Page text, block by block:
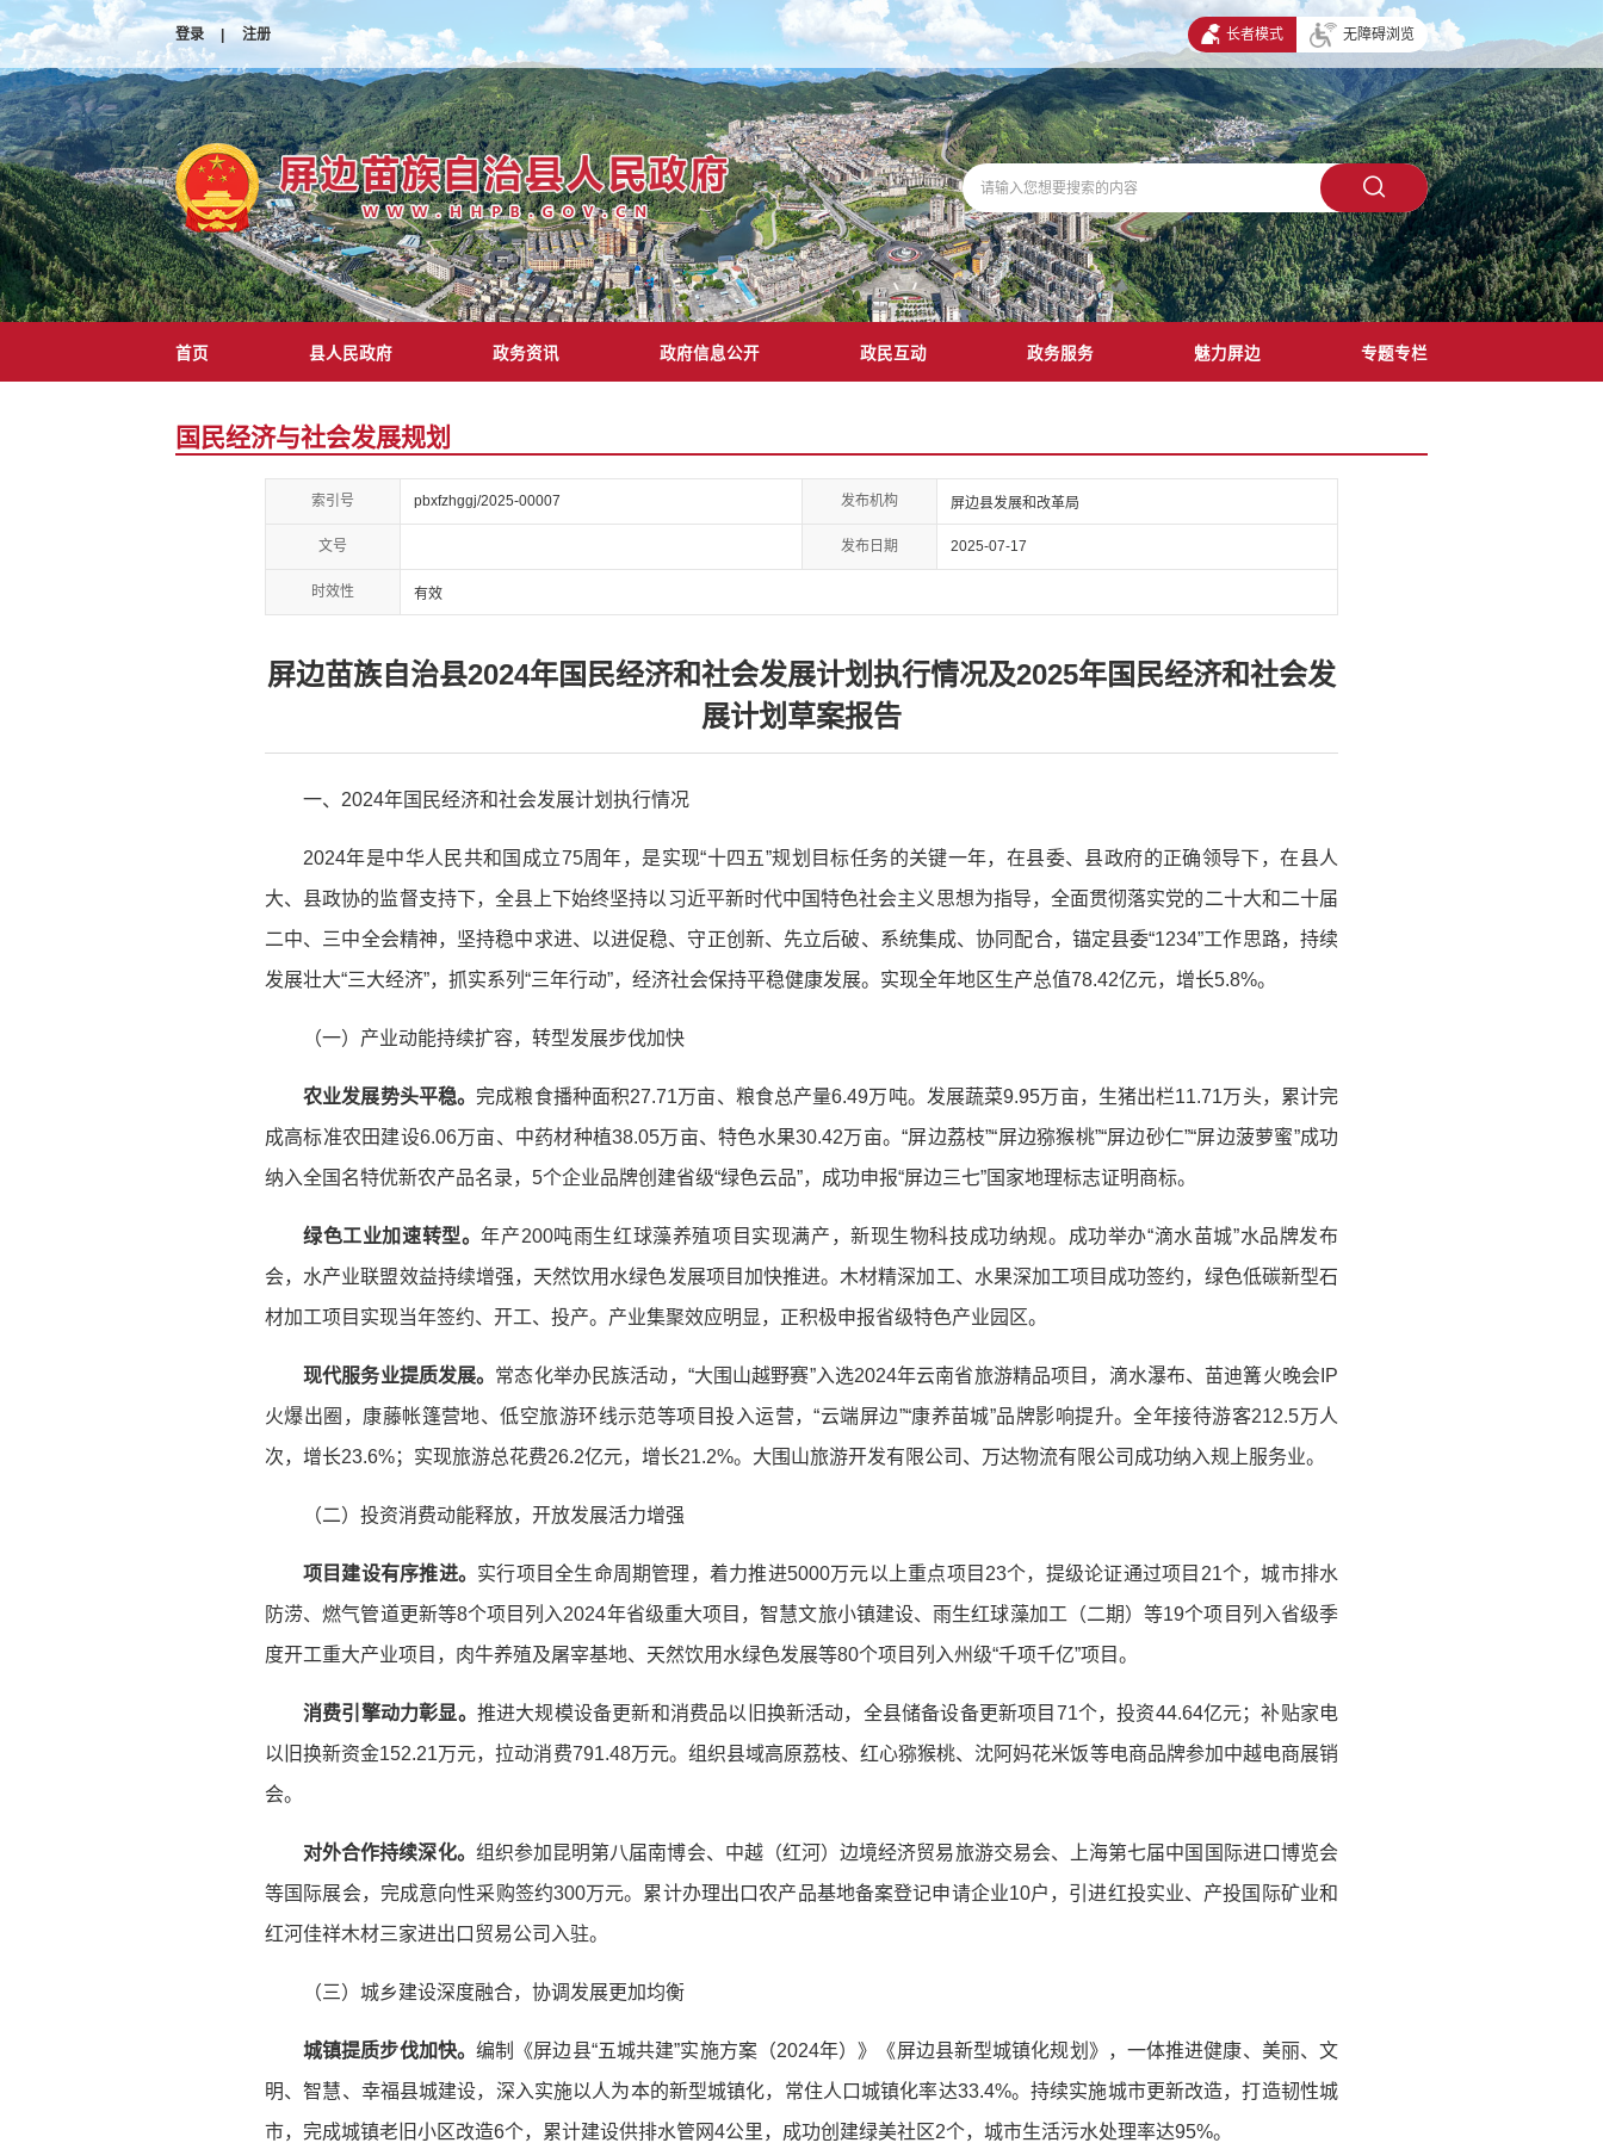
登录 | 注册 长者模式 无障碍浏览
首页 县人民政府 政务资讯 政府信息公开 政民互动 政务服务 魅力屏边 专题专栏
国民经济与社会发展规划
索引号 pbxfzhggj/2025-00007 发布机构 屏边县发展和改革局
文号 发布日期 2025-07-17
时效性 有效
屏边苗族自治县2024年国民经济和社会发展计划执行情况及2025年国民经济和社会发
展计划草案报告
一、2024年国民经济和社会发展计划执行情况
2024年是中华人民共和国成立75周年，是实现“十四五”规划目标任务的关键一年，在县委、县政府的正确领导下，在县人
大、县政协的监督支持下，全县上下始终坚持以习近平新时代中国特色社会主义思想为指导，全面贯彻落实党的二十大和二十届
二中、三中全会精神，坚持稳中求进、以进促稳、守正创新、先立后破、系统集成、协同配合，锚定县委“1234”工作思路，持续
发展壮大“三大经济”，抓实系列“三年行动”，经济社会保持平稳健康发展。实现全年地区生产总值78.42亿元，增长5.8%。
（一）产业动能持续扩容，转型发展步伐加快
农业发展势头平稳。 完成粮食播种面积27.71万亩、粮食总产量6.49万吨。发展蔬菜9.95万亩，生猪出栏11.71万头，累计完
成高标准农田建设6.06万亩、中药材种植38.05万亩、特色水果30.42万亩。“屏边荔枝”“屏边猕猴桃”“屏边砂仁”“屏边菠萝蜜”成功
纳入全国名特优新农产品名录，5个企业品牌创建省级“绿色云品”，成功申报“屏边三七”国家地理标志证明商标。
绿色工业加速转型。年产200吨雨生红球藻养殖项目实现满产，新现生物科技成功纳规。成功举办“滴水苗城”水品牌发布
会，水产业联盟效益持续增强，天然饮用水绿色发展项目加快推进。木材精深加工、水果深加工项目成功签约，绿色低碳新型石
材加工项目实现当年签约、开工、投产。产业集聚效应明显，正积极申报省级特色产业园区。
现代服务业提质发展。 常态化举办民族活动，“大围山越野赛”入选2024年云南省旅游精品项目，滴水瀑布、苗迪篝火晚会IP
火爆出圈，康藤帐篷营地、低空旅游环线示范等项目投入运营，“云端屏边”“康养苗城”品牌影响提升。全年接待游客212.5万人
次，增长23.6%；实现旅游总花费26.2亿元，增长21.2%。大围山旅游开发有限公司、万达物流有限公司成功纳入规上服务业。
（二）投资消费动能释放，开放发展活力增强
项目建设有序推进。 实行项目全生命周期管理，着力推进5000万元以上重点项目23个，提级论证通过项目21个，城市排水
防涝、燃气管道更新等8个项目列入2024年省级重大项目，智慧文旅小镇建设、雨生红球藻加工（二期）等19个项目列入省级季
度开工重大产业项目，肉牛养殖及屠宰基地、天然饮用水绿色发展等80个项目列入州级“千项千亿”项目。
消费引擎动力彰显。 推进大规模设备更新和消费品以旧换新活动，全县储备设备更新项目71个，投资44.64亿元；补贴家电
以旧换新资金152.21万元，拉动消费791.48万元。组织县域高原荔枝、红心猕猴桃、沈阿妈花米饭等电商品牌参加中越电商展销
会。
对外合作持续深化。 组织参加昆明第八届南博会、中越（红河）边境经济贸易旅游交易会、上海第七届中国国际进口博览会
等国际展会，完成意向性采购签约300万元。累计办理出口农产品基地备案登记申请企业10户，引进红投实业、产投国际矿业和
红河佳祥木材三家进出口贸易公司入驻。
（三）城乡建设深度融合，协调发展更加均衡
城镇提质步伐加快。编制《屏边县“五城共建”实施方案（2024年）》《屏边县新型城镇化规划》，一体推进健康、美丽、文
明、智慧、幸福县城建设，深入实施以人为本的新型城镇化，常住人口城镇化率达33.4%。持续实施城市更新改造，打造韧性城
市，完成城镇老旧小区改造6个，累计建设供排水管网4公里，成功创建绿美社区2个，城市生活污水处理率达95%。